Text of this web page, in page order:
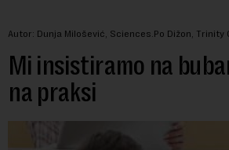
Autor: Dunja Milošević, Sciences.Po Dižon, Trinity
Mi insistiramo na
na praksi